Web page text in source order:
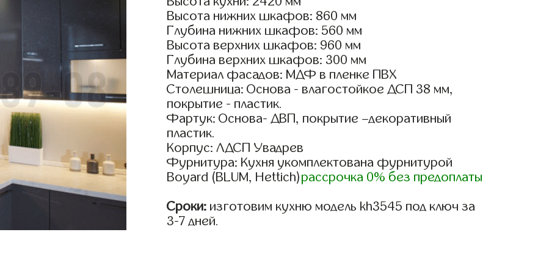
Высота нижних шкафов: 860 мм
Глубина нижних шкафов: 560 мм
Высота верхних шкафов: 960 мм
Глубина верхних шкафов: 300 мм
Материал фасадов: МДФ в пленке ПВХ
Столешница: Основа - влагостойкое ДСП 38 мм,
покрытие - пластик.
Фартук: Основа- ДВП, покрытие –декоративный
пластик.
Корпус: ЛДСП Увадрев
Фурнитура: Кухня укомплектована фурнитурой
Boyard (BLUM, Hettich)рассрочка 0% без предоплаты
Сроки: изготовим кухню модель kh3545 под ключ за
3-7 дней.